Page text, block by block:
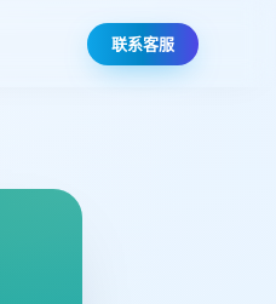
联系客服